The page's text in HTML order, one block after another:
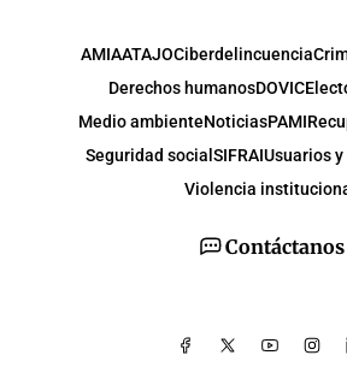
Contáctanos
AMIAATAJOCiberdelincuencia
Derechos humanosDOVIC
Medio ambienteNoticiasPAMI
Seguridad social SIFRAIUsuarios
Violencia